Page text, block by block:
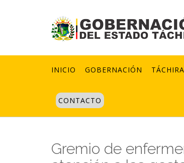
INICIO GOBERNACIÓN TÁCHIRA
CONTACTO
Gremio de